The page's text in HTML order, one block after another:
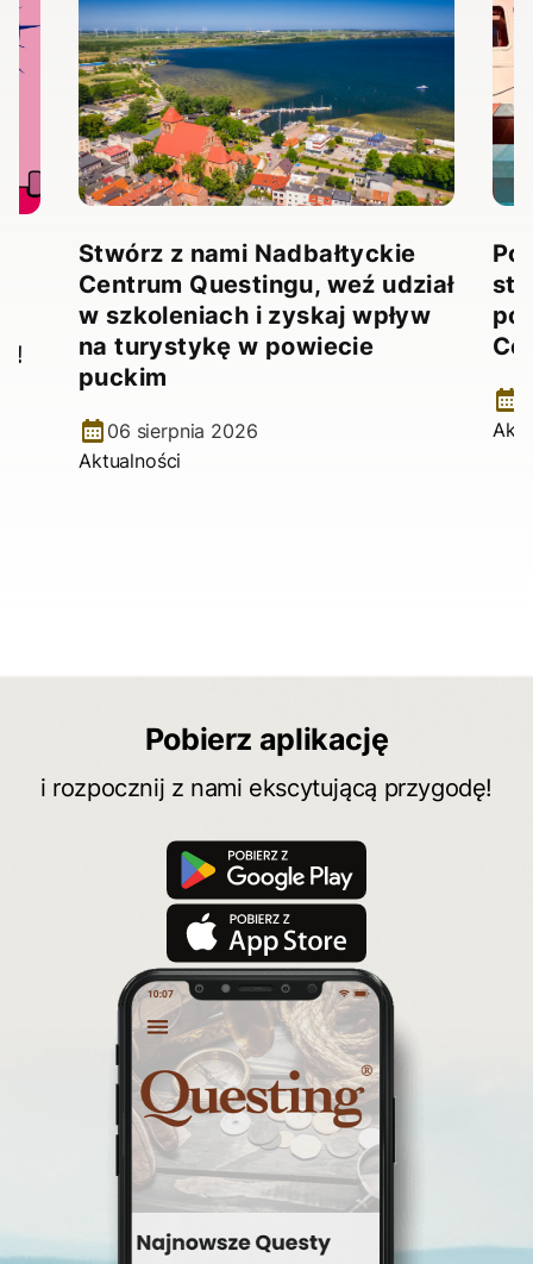
Stwórz z nami Nadbałtyckie
Centrum Questingu, weź udział
w szkoleniach i zyskaj wpływ
na turystykę w powiecie
puckim
06 sierpnia 2026
Aktualności
Pobierz aplikację
i rozpocznij z nami ekscytującą przygodę!